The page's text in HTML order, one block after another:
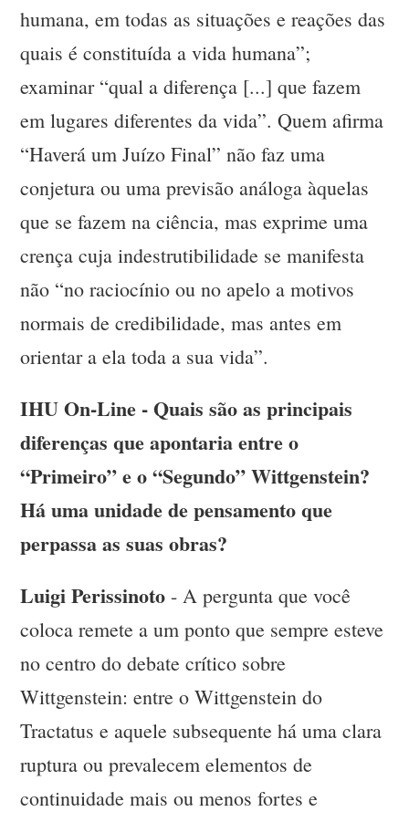
humana, em todas as situações e reações das
quais é constituída a vida humana”;
examinar “qual a diferença [...] que fazem
em lugares diferentes da vida”. Quem afirma
“Haverá um Juízo Final” não faz uma
conjetura ou uma previsão análoga àquelas
que se fazem na ciência, mas exprime uma
crença cuja indestrutibilidade se manifesta
não “no raciocínio ou no apelo a motivos
normais de credibilidade, mas antes em
orientar a ela toda a sua vida”.
IHU On-Line - Quais são as principais
diferenças que apontaria entre o
“Primeiro” e o “Segundo” Wittgenstein?
Há uma unidade de pensamento que
perpassa as suas obras?
Luigi Perissinoto - A pergunta que você
coloca remete a um ponto que sempre esteve
no centro do debate crítico sobre
Wittgenstein: entre o Wittgenstein do
Tractatus e aquele subsequente há uma clara
ruptura ou prevalecem elementos de
continuidade mais ou menos fortes e